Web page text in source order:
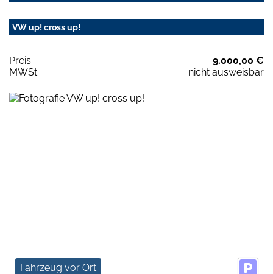
VW up! cross up!
Preis:
9.000,00 €
MWSt:
nicht ausweisbar
Fahrzeug vor Ort